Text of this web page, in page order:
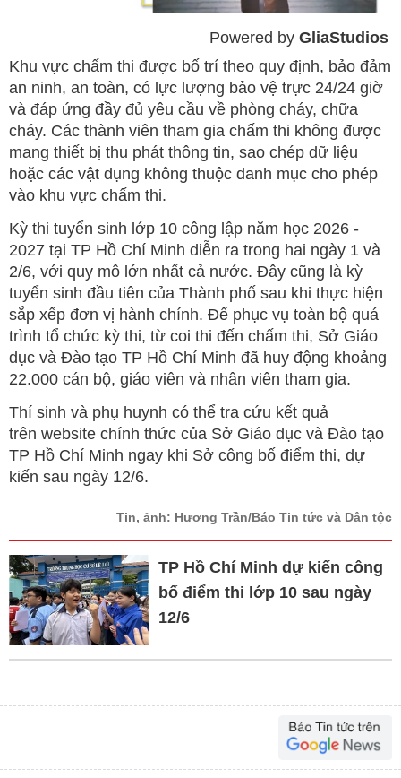
Powered by GliaStudios
Khu vực chấm thi được bố trí theo quy định, bảo đảm
an ninh, an toàn, có lực lượng bảo vệ trực 24/24 giờ
và đáp ứng đầy đủ yêu cầu về phòng cháy, chữa
cháy. Các thành viên tham gia chấm thi không được
mang thiết bị thu phát thông tin, sao chép dữ liệu
hoặc các vật dụng không thuộc danh mục cho phép
vào khu vực chấm thi.
Kỳ thi tuyển sinh lớp 10 công lập năm học 2026 -
2027 tại TP Hồ Chí Minh diễn ra trong hai ngày 1 và
2/6, với quy mô lớn nhất cả nước. Đây cũng là kỳ
tuyển sinh đầu tiên của Thành phố sau khi thực hiện
sắp xếp đơn vị hành chính. Để phục vụ toàn bộ quá
trình tổ chức kỳ thi, từ coi thi đến chấm thi, Sở Giáo
dục và Đào tạo TP Hồ Chí Minh đã huy động khoảng
22.000 cán bộ, giáo viên và nhân viên tham gia.
Thí sinh và phụ huynh có thể tra cứu kết quả
trên website chính thức của Sở Giáo dục và Đào tạo
TP Hồ Chí Minh ngay khi Sở công bố điểm thi, dự
kiến sau ngày 12/6.
Tin, ảnh: Hương Trần/Báo Tin tức và Dân tộc
TP Hồ Chí Minh dự kiến công
bố điểm thi lớp 10 sau ngày
12/6